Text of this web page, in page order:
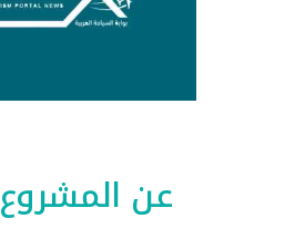
عن المشروع